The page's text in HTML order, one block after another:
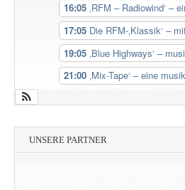
16:05 ‚RFM – Radiowind‘ –
17:05 Die RFM-‚Klassik‘ –
19:05 ‚Blue Highways‘ –
21:00 ‚Mix-Tape‘ – eine
UNSERE PARTNER